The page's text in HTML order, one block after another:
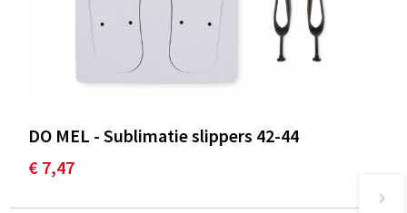
DO MEL - Sublimatie slippers 42-44
€ 7,47